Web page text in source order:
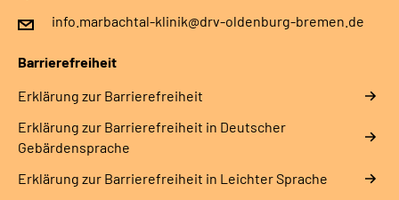
info.marbachtal-klinik@drv-oldenburg-bremen.de
Barrierefreiheit
Erklärung zur Barrierefreiheit
Erklärung zur Barrierefreiheit in Deutscher
Gebärdensprache
Erklärung zur Barrierefreiheit in Leichter Sprache